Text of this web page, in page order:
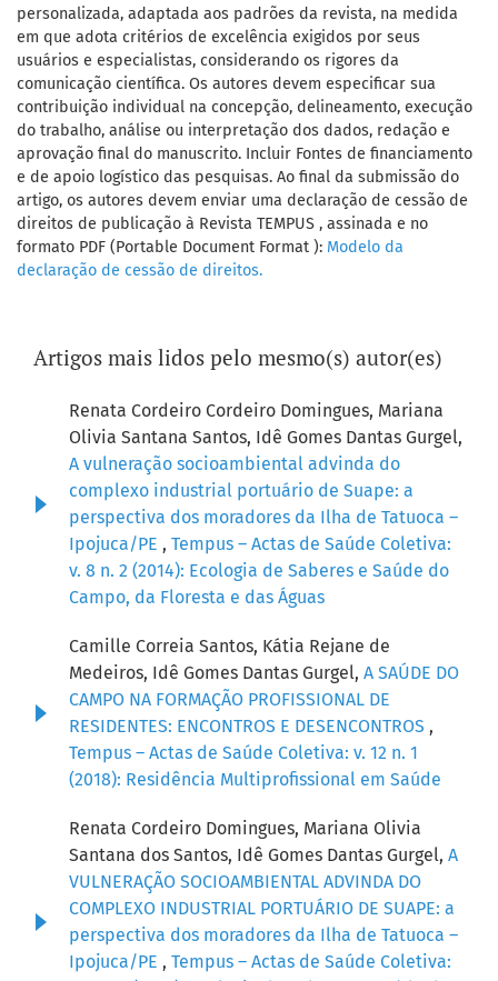
personalizada, adaptada aos padrões da revista, na medida
em que adota critérios de excelência exigidos por seus
usuários e especialistas, considerando os rigores da
comunicação científica. Os autores devem especificar sua
contribuição individual na concepção, delineamento, execução
do trabalho, análise ou interpretação dos dados, redação e
aprovação final do manuscrito. Incluir Fontes de financiamento
e de apoio logístico das pesquisas. Ao final da submissão do
artigo, os autores devem enviar uma declaração de cessão de
direitos de publicação à Revista TEMPUS , assinada e no
formato PDF (Portable Document Format ): Modelo da
declaração de cessão de direitos.
Artigos mais lidos pelo mesmo(s) autor(es)
Renata Cordeiro Cordeiro Domingues, Mariana
Olivia Santana Santos, Idê Gomes Dantas Gurgel,
A vulneração socioambiental advinda do
complexo industrial portuário de Suape: a
perspectiva dos moradores da Ilha de Tatuoca –
Ipojuca/PE , Tempus – Actas de Saúde Coletiva:
v. 8 n. 2 (2014): Ecologia de Saberes e Saúde do
Campo, da Floresta e das Águas
Camille Correia Santos, Kátia Rejane de
Medeiros, Idê Gomes Dantas Gurgel, A SAÚDE DO
CAMPO NA FORMAÇÃO PROFISSIONAL DE
RESIDENTES: ENCONTROS E DESENCONTROS ,
Tempus – Actas de Saúde Coletiva: v. 12 n. 1
(2018): Residência Multiprofissional em Saúde
Renata Cordeiro Domingues, Mariana Olivia
Santana dos Santos, Idê Gomes Dantas Gurgel, A
VULNERAÇÃO SOCIOAMBIENTAL ADVINDA DO
COMPLEXO INDUSTRIAL PORTUÁRIO DE SUAPE: a
perspectiva dos moradores da Ilha de Tatuoca –
Ipojuca/PE , Tempus – Actas de Saúde Coletiva: